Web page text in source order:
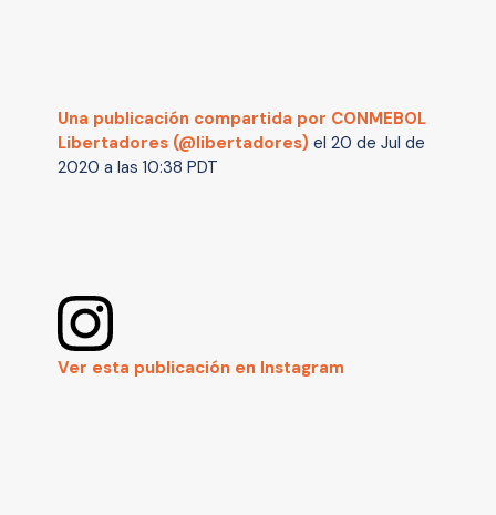
Una publicación compartida por CONMEBOL
Libertadores (@libertadores) el 20 de Jul de
2020 a las 10:38 PDT
Ver esta publicación en Instagram